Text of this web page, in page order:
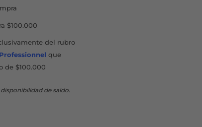
$100.000
del rubro
que
de $100.000
de saldo.